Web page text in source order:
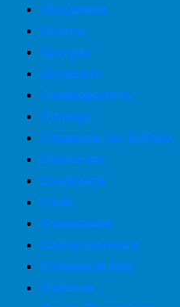
Шадринск
Шахты
Шатура
Шумерля
Симферополь
Сланцы
Славянск-на-Кубани
Смоленск
Снежинск
Сочи
Соликамск
Солнечногорск
Сосновый Бор
Советск